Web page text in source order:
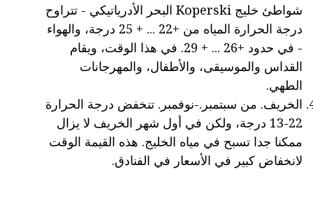
شواطئ خليج Koperski البحر الأدرياتيكي - تتراوح
درجة الحرارة المياه من +22 ... + 25 درجة، والهواء
- في حدود +26 ... + 29. في هذا الوقت، ويقام
القداس والموسيقى، والأطفال، والمهرجانات
الطهي.
الخريف. من سبتمبر.-نوفمبر. تنخفض درجة الحرارة
22-13 درجة، ولكن في أول شهر الخريف لا يزال
ممكنا جدا تسبح في مياه الخليج. هذه القيمة الوقت
لانخفاض كبير في الأسعار في الفنادق.